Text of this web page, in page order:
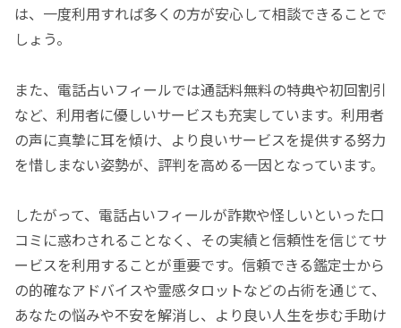
は、一度利用すれば多くの方が安心して相談できることで
しょう。
また、電話占いフィールでは通話料無料の特典や初回割引
など、利用者に優しいサービスも充実しています。利用者
の声に真摯に耳を傾け、より良いサービスを提供する努力
を惜しまない姿勢が、評判を高める一因となっています。
したがって、電話占いフィールが詐欺や怪しいといった口
コミに惑わされることなく、その実績と信頼性を信じてサ
ービスを利用することが重要です。信頼できる鑑定士から
の的確なアドバイスや霊感タロットなどの占術を通じて、
あなたの悩みや不安を解消し、より良い人生を歩む手助け